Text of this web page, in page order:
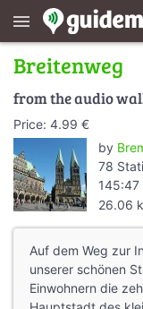
menu
Breitenweg
from the audio
Price: 4.99 €
by
78
145:47
26.06
Auf dem Weg zur
unserer schönen
Einwohnern die